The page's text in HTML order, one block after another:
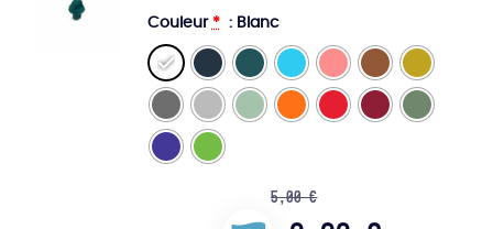
Couleur * : Blanc
5,00€